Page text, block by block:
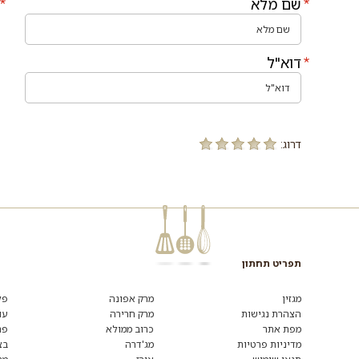
שם מלא
דוא"ל
דרוג:
תפריט תחתון
מגזין
הצהרת נגישות
מפת אתר
מדיניות פרטיות
מרק אפונה
מרק חרירה
כרוב ממולא
מג'דרה